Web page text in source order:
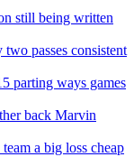
still being written
passes consistent
parting ways games
back Marvin
a big loss cheap